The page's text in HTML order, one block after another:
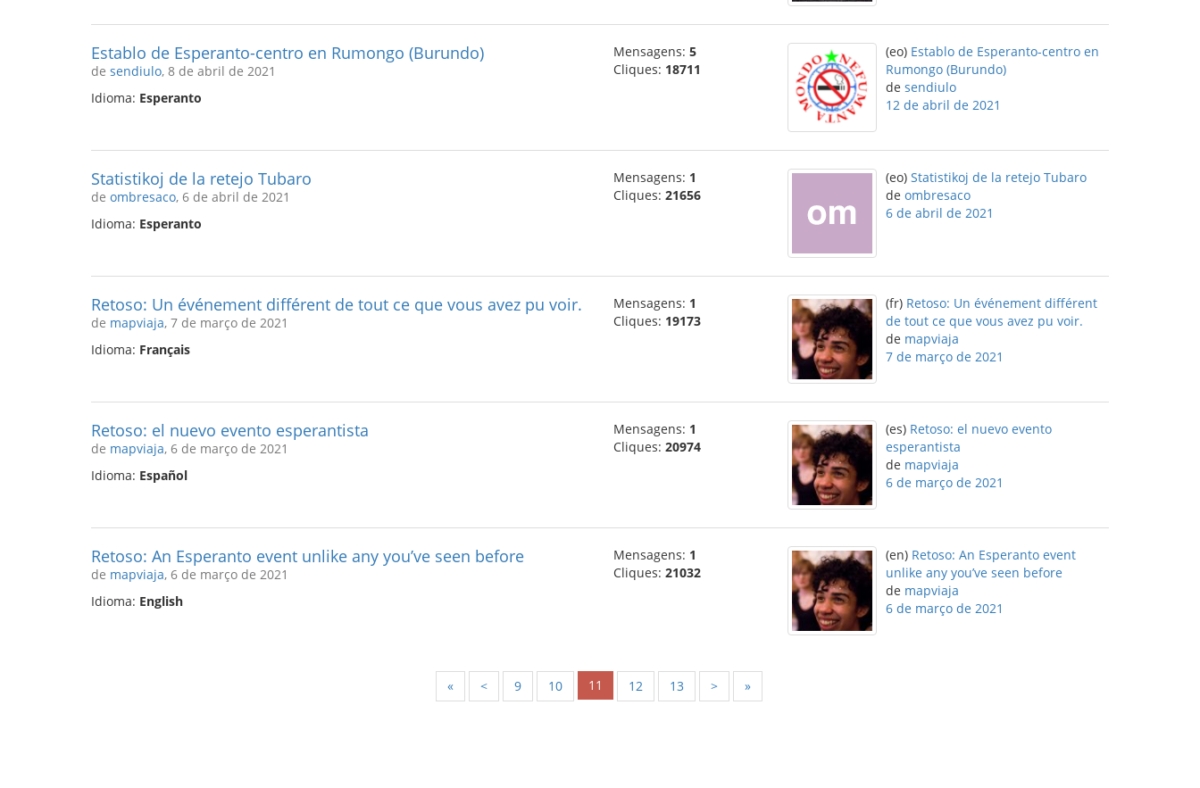
Establo de Esperanto-centro en Rumongo (Burundo)
de sendiulo, 8 de abril de 2021
Idioma: Esperanto
Mensagens: 5
Cliques: 18711
(eo) Establo de Esperanto-centro en
Rumongo (Burundo)
de sendiulo
12 de abril de 2021
Statistikoj de la retejo Tubaro
de ombresaco, 6 de abril de 2021
Idioma: Esperanto
Mensagens: 1
Cliques: 21656
(eo) Statistikoj de la retejo Tubaro
de ombresaco
6 de abril de 2021
Retoso: Un événement différent de tout ce que vous avez pu voir.
de mapviaja, 7 de março de 2021
Idioma: Français
Mensagens: 1
Cliques: 19173
(fr) Retoso: Un événement différent
de tout ce que vous avez pu voir.
de mapviaja
7 de março de 2021
Retoso: el nuevo evento esperantista
de mapviaja, 6 de março de 2021
Idioma: Español
Mensagens: 1
Cliques: 20974
(es) Retoso: el nuevo evento
esperantista
de mapviaja
6 de março de 2021
Retoso: An Esperanto event unlike any you’ve seen before
de mapviaja, 6 de março de 2021
Idioma: English
Mensagens: 1
Cliques: 21032
(en) Retoso: An Esperanto event
unlike any you’ve seen before
de mapviaja
6 de março de 2021
« < 9 10 11 12 13 > »